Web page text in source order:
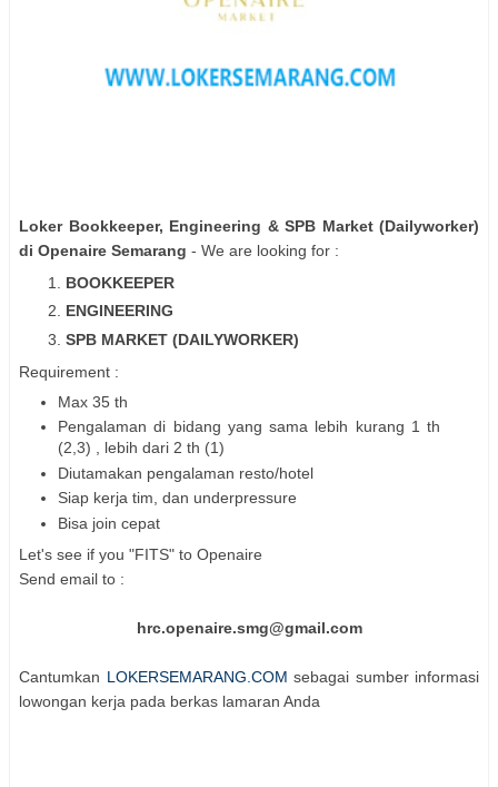
Loker Bookkeeper, Engineering & SPB Market (Dailyworker)
di Openaire Semarang - We are looking for :
BOOKKEEPER
ENGINEERING
SPB MARKET (DAILYWORKER)
Requirement :
Max 35 th
Pengalaman di bidang yang sama lebih kurang 1 th
(2,3) , lebih dari 2 th (1)
Diutamakan pengalaman resto/hotel
Siap kerja tim, dan underpressure
Bisa join cepat
Let's see if you "FITS" to Openaire
Send email to :
hrc.openaire.smg@gmail.com
Cantumkan LOKERSEMARANG.COM sebagai sumber informasi
lowongan kerja pada berkas lamaran Anda